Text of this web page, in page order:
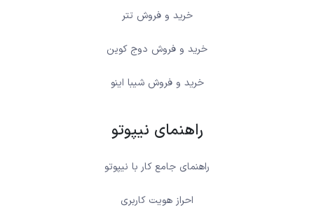
خرید و فروش تتر
خرید و فروش دوج کوین
خرید و فروش شیبا اینو
راهنمای نیپوتو
راهنمای جامع کار با نیپوتو
احراز هویت کاربری